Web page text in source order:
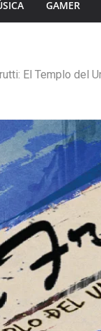
GAMER
El Templo del